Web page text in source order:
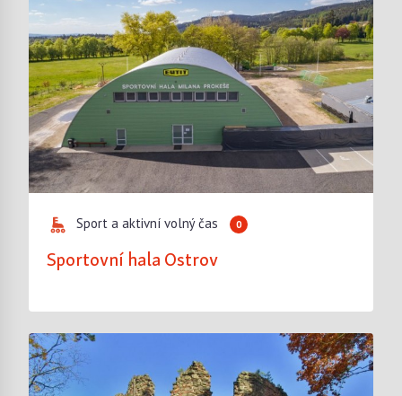
Sport a aktivní volný čas 0
Sportovní hala Ostrov